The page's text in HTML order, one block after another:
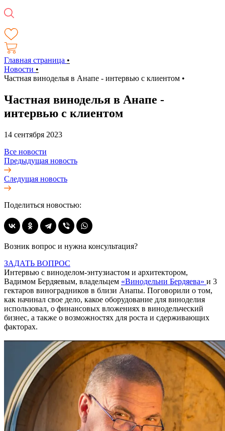
Главная страница •
Новости •
Частная виноделья в Анапе - интервью с клиентом •
Частная виноделья в Анапе -
интервью с клиентом
14 сентября 2023
Все новости
Предыдущая новость
Следущая новость
Поделиться новостью:
Возник вопрос и нужна консультация?
ЗАДАТЬ ВОПРОС
Интервью с виноделом-энтузиастом и архитектором,
Вадимом Бердяевым, владельцем «Винодельни Бердяева» и 3
гектаров виноградников в близи Анапы. Поговорили о том,
как начинал свое дело, какое оборудование для виноделия
использовал, о финансовых вложениях в винодельческий
бизнес, а также о возможностях для роста и сдерживающих
факторах.